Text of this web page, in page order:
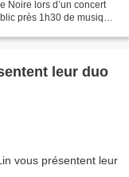
Noire lors d’un concert
près 1h30 de musique
leur duo